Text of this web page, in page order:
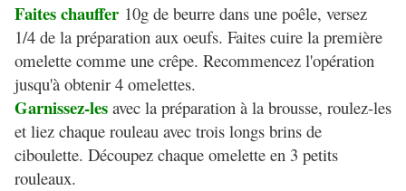
Faites chauffer 10g de beurre dans une poêle, versez
1/4 de la préparation aux oeufs. Faites cuire la première
omelette comme une crêpe. Recommencez l'opération
jusqu'à obtenir 4 omelettes.
Garnissez-les avec la préparation à la brousse, roulez-les
et liez chaque rouleau avec trois longs brins de
ciboulette. Découpez chaque omelette en 3 petits
rouleaux.